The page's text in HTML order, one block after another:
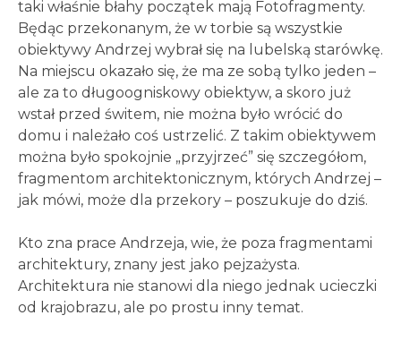
taki właśnie błahy początek mają Fotofragmenty.
Będąc przekonanym, że w torbie są wszystkie
obiektywy Andrzej wybrał się na lubelską starówkę.
Na miejscu okazało się, że ma ze sobą tylko jeden –
ale za to długoogniskowy obiektyw, a skoro już
wstał przed świtem, nie można było wrócić do
domu i należało coś ustrzelić. Z takim obiektywem
można było spokojnie „przyjrzeć” się szczegółom,
fragmentom architektonicznym, których Andrzej –
jak mówi, może dla przekory – poszukuje do dziś.
Kto zna prace Andrzeja, wie, że poza fragmentami
architektury, znany jest jako pejzażysta.
Architektura nie stanowi dla niego jednak ucieczki
od krajobrazu, ale po prostu inny temat.